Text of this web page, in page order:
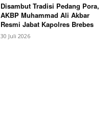
Disambut Tradisi Pedang Pora,
AKBP Muhammad Ali Akbar
Resmi Jabat Kapolres Brebes
30 Juli 2026